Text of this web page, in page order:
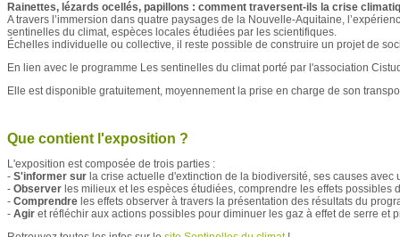
Rainettes, lézards ocellés, papillons : comment traversent-ils la crise
A travers l’immersion dans quatre paysages de la Nouvelle-Aquitaine,
sentinelles du climat, espèces locales étudiées par les scientifiques.
Échelles individuelle ou collective, il reste possible de construire un projet de
En lien avec le programme Les sentinelles du climat porté par l'association
Elle est disponible gratuitement, moyennement la prise en charge de son
Que contient l'exposition ?
L'exposition est composée de trois parties :
- S'informer sur la crise actuelle d'extinction de la biodiversité, ses causes
- Observer les milieux et les espèces étudiées, comprendre les effets
- Comprendre les effets observer à travers la présentation des résultats du
- Agir et réfléchir aux actions possibles pour diminuer les gaz à effet de serre et